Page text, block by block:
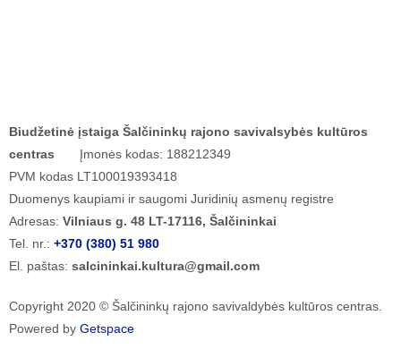
Biudžetinė įstaiga Šalčininkų rajono savivalsybės kultūros
centras
Įmonės kodas: 188212349
PVM kodas LT100019393418
Duomenys kaupiami ir saugomi Juridinių asmenų registre
Adresas: Vilniaus g. 48 LT-17116, Šalčininkai
Tel. nr.: +370 (380) 51 980
El. paštas: salcininkai.kultura@gmail.com
Copyright 2020 © Šalčininkų rajono savivaldybės kultūros centras.
Powered by Getspace